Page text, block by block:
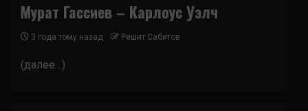
Мурат Гассиев – Карлоус Уэлч
3 года тому назад Решит Сабитов
(далее…)